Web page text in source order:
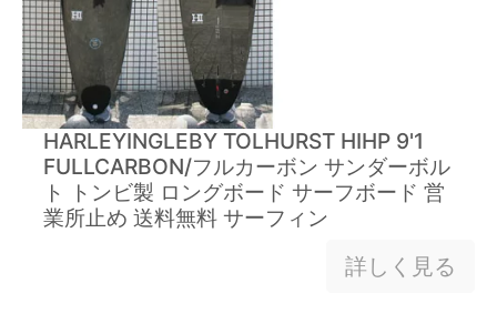
HARLEYINGLEBY TOLHURST HIHP 9'1
FULLCARBON/フルカーボン サンダーボル
ト トンビ製 ロングボード サーフボード 営
業所止め 送料無料 サーフィン
詳しく見る